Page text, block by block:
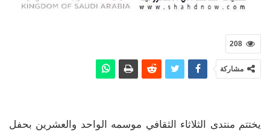
208
مشاركة
يختتم منتدى الثلاثاء الثقافي موسمه الواحد والعشرين بحفل